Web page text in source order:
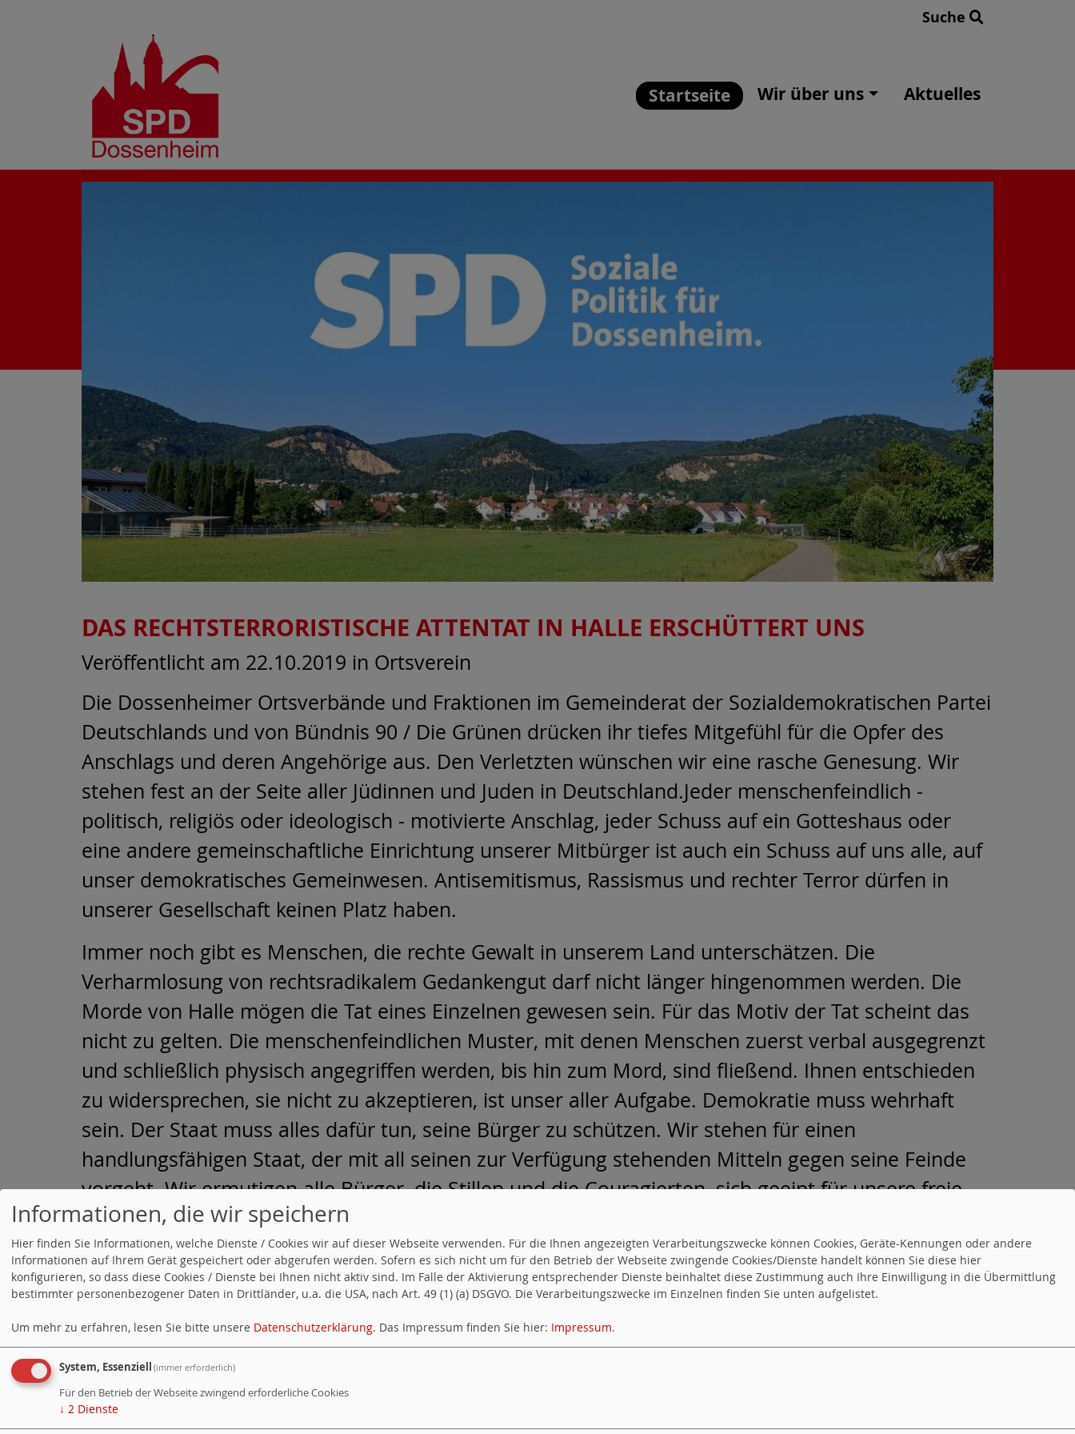
Suche
Startseite Wir über uns Aktuelles
DAS RECHTSTERRORISTISCHE ATTENTAT IN HALLE ERSCHÜTTERT UNS
Veröffentlicht am 22.10.2019 in Ortsverein
Die Dossenheimer Ortsverbände und Fraktionen im Gemeinderat der Sozialdemokratischen Partei
Deutschlands und von Bündnis 90 / Die Grünen drücken ihr tiefes Mitgefühl für die Opfer des
Anschlags und deren Angehörige aus. Den Verletzten wünschen wir eine rasche Genesung. Wir
stehen fest an der Seite aller Jüdinnen und Juden in Deutschland.Jeder menschenfeindlich -
politisch, religiös oder ideologisch - motivierte Anschlag, jeder Schuss auf ein Gotteshaus oder
eine andere gemeinschaftliche Einrichtung unserer Mitbürger ist auch ein Schuss auf uns alle, auf
unser demokratisches Gemeinwesen. Antisemitismus, Rassismus und rechter Terror dürfen in
unserer Gesellschaft keinen Platz haben.
Immer noch gibt es Menschen, die rechte Gewalt in unserem Land unterschätzen. Die
Verharmlosung von rechtsradikalem Gedankengut darf nicht länger hingenommen werden. Die
Morde von Halle mögen die Tat eines Einzelnen gewesen sein. Für das Motiv der Tat scheint das
nicht zu gelten. Die menschenfeindlichen Muster, mit denen Menschen zuerst verbal ausgegrenzt
und schließlich physisch angegriffen werden, bis hin zum Mord, sind fließend. Ihnen entschieden
zu widersprechen, sie nicht zu akzeptieren, ist unser aller Aufgabe. Demokratie muss wehrhaft
sein. Der Staat muss alles dafür tun, seine Bürger zu schützen. Wir stehen für einen
handlungsfähigen Staat, der mit all seinen zur Verfügung stehenden Mitteln gegen seine Feinde
vorgeht. Wir ermutigen alleBürger, die Stillen und die Couragierten, sich geeint für unsere freie,
offene undplurale Gesellschaft zu engagieren.
«Weihnachtsgrüße
Einrichtungen für blinde und sehbehinderte Menschen bei Fahrbahnüberquerungen»
PARTEI
Mitglied werden.
Informationen, die wir speichern
Hier finden Sie Informationen, welche Dienste / Cookies wir auf dieser Webseite verwenden. Für die Ihnen angezeigten Verarbeitungszwecke können Cookies, Geräte-Kennungen oder andere
Informationen auf Ihrem Gerät gespeichert oder abgerufen werden. Sofern es sich nicht um für den Betrieb der Webseite zwingende Cookies/Dienste handelt können Sie diese hier
konfigurieren, so dass diese Cookies / Dienste bei Ihnen nicht aktiv sind. Im Falle der Aktivierung entsprechender Dienste beinhaltet diese Zustimmung auch Ihre Einwilligung in die Übermittlung
bestimmter personenbezogener Daten in Drittländer, u.a. die USA, nach Art. 49 (1) (a) DSGVO. Die Verarbeitungszwecke im Einzelnen finden Sie unten aufgelistet.
Um mehr zu erfahren, lesen Sie bitte unsere Datenschutzerklärung. Das Impressum finden Sie hier: Impressum.
System, Essenziell (immer erforderlich)
Für den Betrieb der Webseite zwingend erforderliche Cookies
↓ 2 Dienste